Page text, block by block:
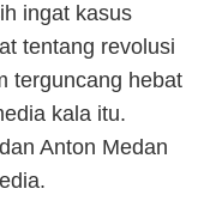
ingat kasus
tentang revolusi
terguncang hebat
kala itu.
Anton Medan